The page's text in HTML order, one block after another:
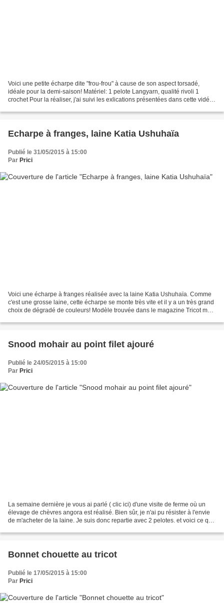
Voici une petite écharpe dite "frou-frou" à cause de son aspect torsadé,
idéale pour la demi-saison! Matériel: 1 pelote Langyarn, qualité rivoli 1
crochet Pour la réaliser, j'ai suivi les exlications présentées dans cette vidéo:
Echarpe à franges, laine Katia Ushuhaïa
Publié le 31/05/2015 à 15:00
Par Prici
Voici une écharpe à franges réalisée avec la laine Katia Ushuhaïa. Comme
c'est une grosse laine, cette écharpe se monte très vite et il y a un très grand
choix de dégradé de couleurs! Modèle trouvée dans le magazine Tricot mag'
Snood mohair au point filet ajouré
Publié le 24/05/2015 à 15:00
Par Prici
La semaine dernière je vous ai parlé ( clic ici) d'une visite de ferme où un
élevage de chèvres angora est réalisé. Bien sûr, je n'ai pu résister à l'envie
de m'acheter de la laine. Je suis donc repartie avec 2 pelotes. et voici ce que
Bonnet chouette au tricot
Publié le 17/05/2015 à 15:00
Par Prici